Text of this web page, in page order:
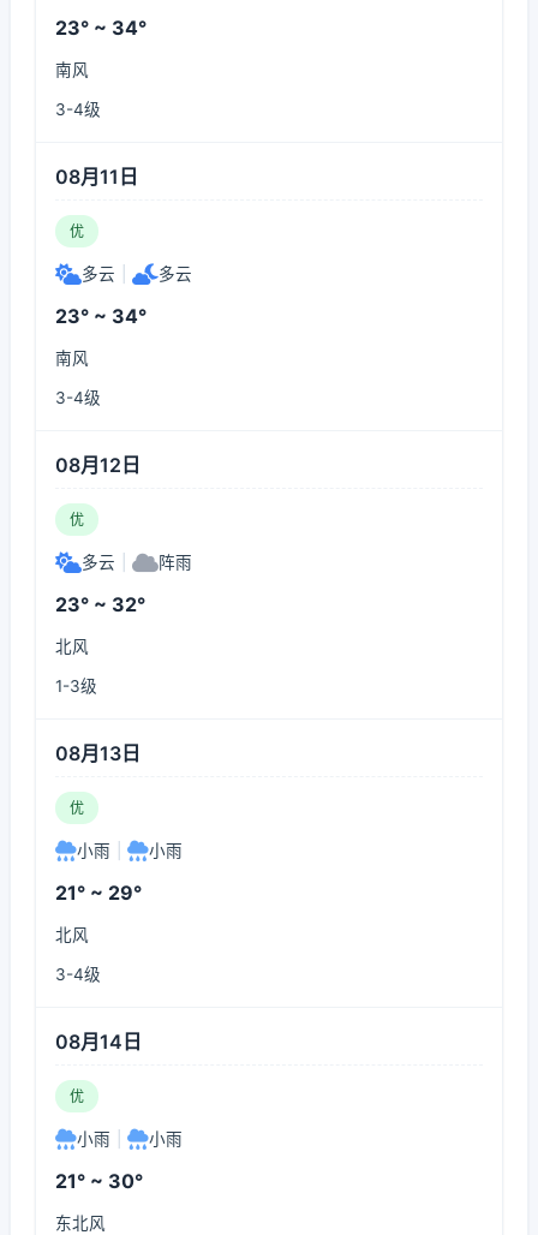
23° ~ 34°
南风
3-4级
08月11日
优
多云 多云
23° ~ 34°
南风
3-4级
08月12日
优
多云 阵雨
23° ~ 32°
北风
1-3级
08月13日
优
小雨 小雨
21° ~ 29°
北风
3-4级
08月14日
优
小雨 小雨
21° ~ 30°
东北风